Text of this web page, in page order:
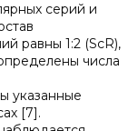
серий и
равны 1:2 (ScR),
числа
указанные
[7].